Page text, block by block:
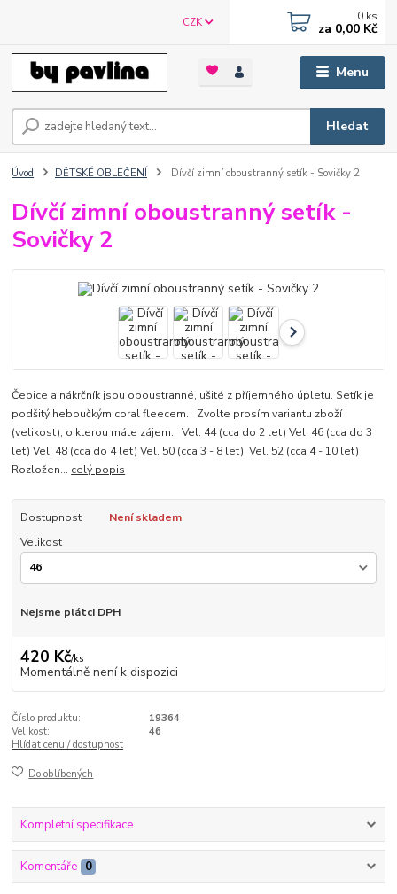
Menu
CZK
Hledat
0 ks
za 0,00 Kč
Úvod DĚTSKÉ OBLEČENÍ Dívčí zimní oboustranný setík - Sovičky 2
Dívčí zimní oboustranný setík -
Sovičky 2
Čepice a nákrčník jsou oboustranné, ušité z příjemného úpletu. Setík je
podšitý heboučkým coral fleecem. Zvolte prosím variantu zboží
(velikost), o kterou máte zájem. Vel. 44 (cca do 2 let) Vel. 46 (cca do 3
let) Vel. 48 (cca do 4 let) Vel. 50 (cca 3 - 8 let) Vel. 52 (cca 4 - 10 let)
Rozložen... celý popis
Dostupnost
Není skladem
Velikost
Nejsme plátci DPH
420 Kč/ks
Momentálně není k dispozici
Číslo produktu:
19364
Velikost:
46
Hlídat cenu / dostupnost
Do oblíbených
Kompletní specifikace
Komentáře 0